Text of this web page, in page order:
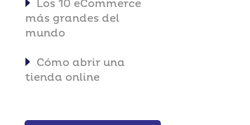
Los 10 eCommerce
más grandes del
mundo
Cómo abrir una
tienda online